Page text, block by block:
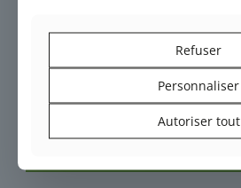
Refuser
Personnaliser
Autoriser tout